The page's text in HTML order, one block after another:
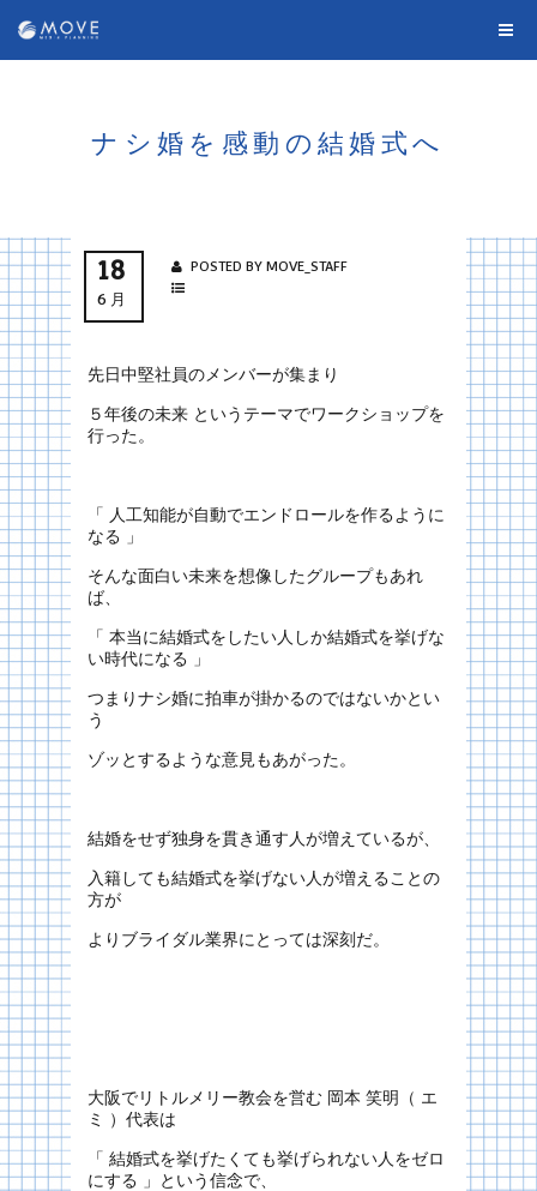
ナシ婚を感動の結婚式へ
18
6月
POSTED BY MOVE_STAFF
先日中堅社員のメンバーが集まり
５年後の未来 というテーマでワークショップを
行った。
「 人工知能が自動でエンドロールを作るように
なる 」
そんな面白い未来を想像したグループもあれ
ば、
「 本当に結婚式をしたい人しか結婚式を挙げな
い時代になる 」
つまりナシ婚に拍車が掛かるのではないかとい
う
ゾッとするような意見もあがった。
結婚をせず独身を貫き通す人が増えているが、
入籍しても結婚式を挙げない人が増えることの
方が
よりブライダル業界にとっては深刻だ。
大阪でリトルメリー教会を営む 岡本 笑明（ エ
ミ ）代表は
「 結婚式を挙げたくても挙げられない人をゼロ
にする 」という信念で、